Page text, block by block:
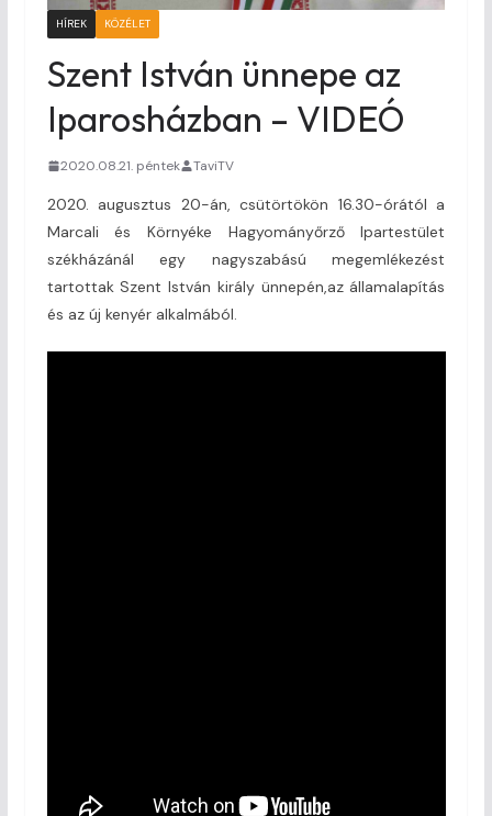
HÍREK KÖZÉLET
Szent István ünnepe az
Iparosházban – VIDEÓ
2020.08.21. péntek TaviTV
2020. augusztus 20-án, csütörtökön 16.30-órától a
Marcali és Környéke Hagyományőrző Ipartestület
székházánál egy nagyszabású megemlékezést
tartottak Szent István király ünnepén,az államalapítás
és az új kenyér alkalmából.